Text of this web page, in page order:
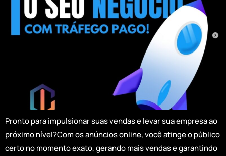
Pronto para impulsionar suas vendas e levar sua empresa ao
próximo nível?Com os anúncios online, você atinge o público
certo no momento exato, gerando mais vendas e garantindo